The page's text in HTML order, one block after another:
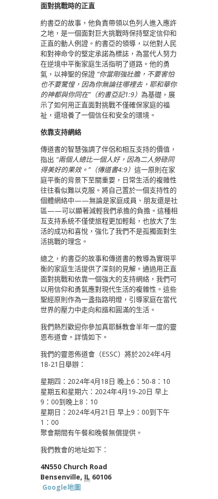
面對挑戰時的正直
約書亞的故事，他負責帶領以色列人進入應許
之地，是一個面對巨大挑戰時保持堅定信仰和
正直的動人例證。約書亞的領導，以他對人民
和對神命令的堅定承諾為標誌，為當代人努力
在逆境中平衡家庭生活指明了道路。他的勇
氣，以神聖的保證 “你當剛強壯膽，不要害怕
也不要驚惶，因為你無論往哪裡去，耶和華你
的神都與你同在”（約書亞記1:9） 為基礎，展
示了如何用正直面對挑戰不僅確保家庭的福
祉，還培養了一個信任和安全的環境。
依靠支持網絡
傳道書的智慧強調了伴侶和相互支持的價值，
指出 “兩個人總比一個人好，因為二人勞碌同
得美好的果效。”（傳道書4:9） 這一原則在家
庭平衡的背景下至關重要，日常生活的複雜性
往往看似難以克服。將自己置於一個支持性的
個體網絡中——無論是家庭成員、朋友還是社
區——可以顯著減輕我們承擔的負擔。這種相
互支持系統不僅使旅程更加輕鬆，也放大了生
活的成功和喜悅，強化了我們不是孤獨面對生
活挑戰的理念。
總之，約書亞的故事和傳道書的教導為實現平
衡的家庭生活提供了深刻的見解。通過用正直
面對挑戰和依靠一個強大的支持網絡，我們可
以用信仰和勇氣應對現代生活的複雜性。這些
聖經原則作為一盞指路明燈，引導家庭在當代
世界的壓力中走向和諧和圓滿的生活。
我們熱烈歡迎你參加真耶穌教會半年一度的靈
恩布道會。詳情如下。
我們的靈恩佈道會（ESSC）將於2024年4月
18-21日舉辦：
星期四：2024年4月18日 晚上6：50-8：10
星期五和星期六：2024年4月19-20日 早上
9：00到晚上8：10
星期日：2024年4月21日 早上9：00到下午
1：00
聚會期間有午餐和晚餐無償提供。
我們教會的地址如下：
4N550 Church Road
Bensenville, IL 60106
Google地圖